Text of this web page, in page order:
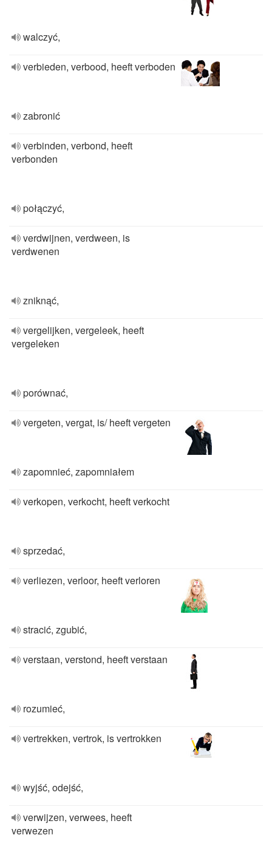
walczyć,
verbieden, verbood, heeft verboden
zabronić
verbinden, verbond, heeft
verbonden
połączyć,
verdwijnen, verdween, is
verdwenen
zniknąć,
vergelijken, vergeleek, heeft
vergeleken
porównać,
vergeten, vergat, is/ heeft vergeten
zapomnieć, zapomniałem
verkopen, verkocht, heeft verkocht
sprzedać,
verliezen, verloor, heeft verloren
stracić, zgubić,
verstaan, verstond, heeft verstaan
rozumieć,
vertrekken, vertrok, is vertrokken
wyjść, odejść,
verwijzen, verwees, heeft
verwezen